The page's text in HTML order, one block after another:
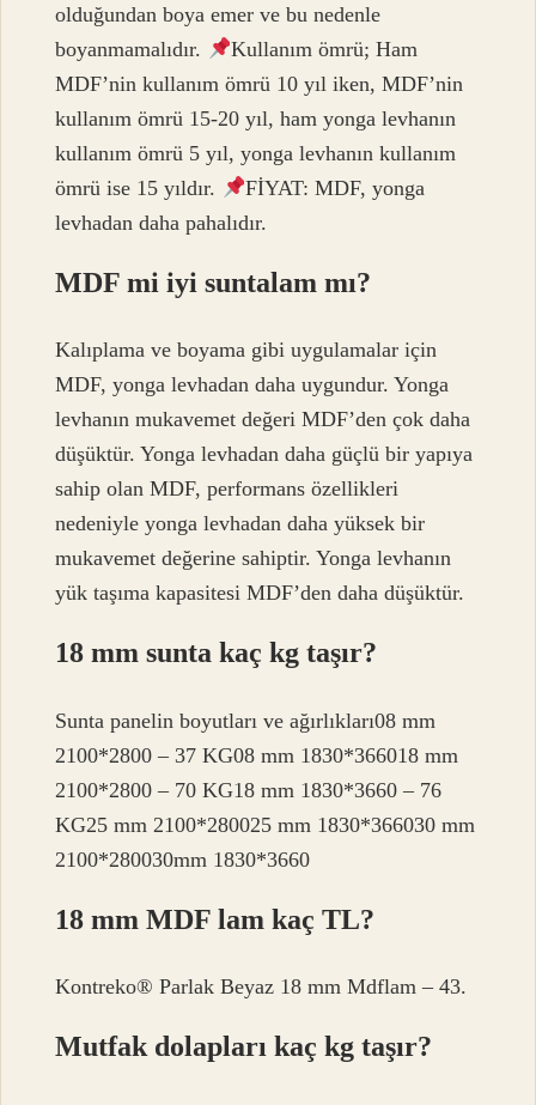
olduğundan boya emer ve bu nedenle
boyanmamalıdır.
Kullanım ömrü; Ham
MDF’nin kullanım ömrü 10 yıl iken, MDF’nin
kullanım ömrü 15-20 yıl, ham yonga levhanın
kullanım ömrü 5 yıl, yonga levhanın kullanım
ömrü ise 15 yıldır.
FİYAT: MDF, yonga
levhadan daha pahalıdır.
MDF mi iyi suntalam mı?
Kalıplama ve boyama gibi uygulamalar için
MDF, yonga levhadan daha uygundur. Yonga
levhanın mukavemet değeri MDF’den çok daha
düşüktür. Yonga levhadan daha güçlü bir yapıya
sahip olan MDF, performans özellikleri
nedeniyle yonga levhadan daha yüksek bir
mukavemet değerine sahiptir. Yonga levhanın
yük taşıma kapasitesi MDF’den daha düşüktür.
18 mm sunta kaç kg taşır?
Sunta panelin boyutları ve ağırlıkları08 mm
2100*2800 – 37 KG08 mm 1830*366018 mm
2100*2800 – 70 KG18 mm 1830*3660 – 76
KG25 mm 2100*280025 mm 1830*366030 mm
2100*280030mm 1830*3660
18 mm MDF lam kaç TL?
Kontreko® Parlak Beyaz 18 mm Mdflam – 43.
Mutfak dolapları kaç kg taşır?